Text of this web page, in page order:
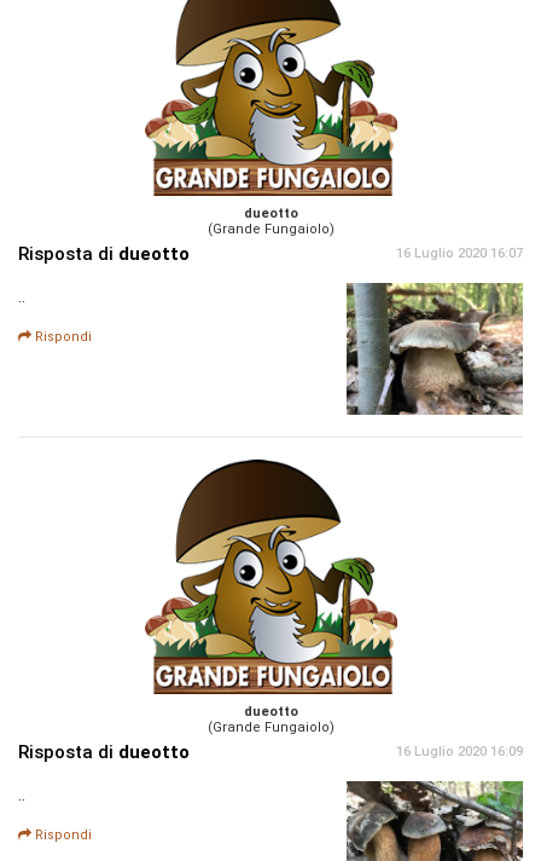
dueotto
(Grande Fungaiolo)
Risposta di dueotto 16 Luglio 2020 16:07
..
Rispondi
dueotto
(Grande Fungaiolo)
Risposta di dueotto 16 Luglio 2020 16:09
Rispondi